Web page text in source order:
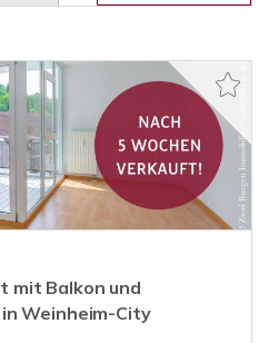
mit Balkon und
Weinheim-City